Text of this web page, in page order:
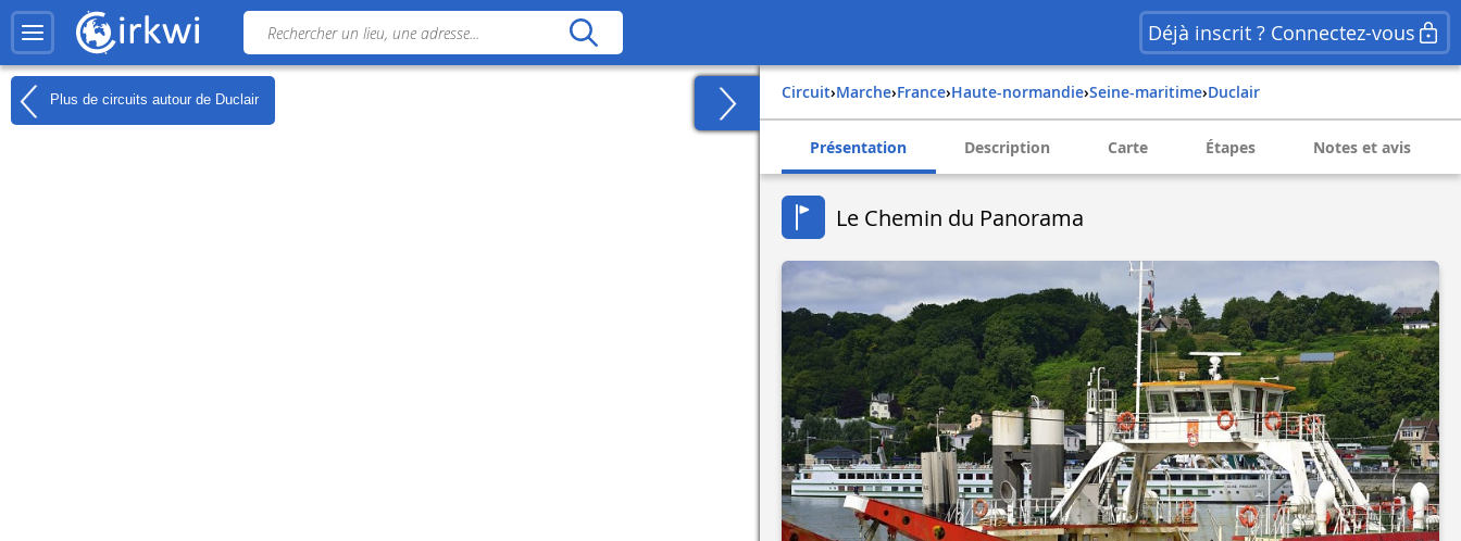
Déjà inscrit ? Connectez-vous
Plus de circuits autour de Duclair Circuit› Marche› france› haute-normandie› seine-maritime› duclair
Présentation Description Carte Étapes Notes et avis
Le Chemin du Panorama